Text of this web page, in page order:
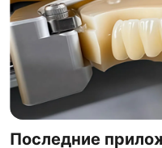
Последние